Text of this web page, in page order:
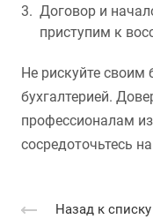
Договор и
приступим к
Не рискуйте своим
бухгалтерией.
профессионалам
сосредоточьтесь
Назад к списку